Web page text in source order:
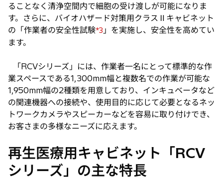
ることなく清浄空間内で細胞の受け渡しが可能になりま
す。さらに、バイオハザード対策用クラスⅡキャビネット
の「作業者の安全性試験*3 」を実施し、安全性を高めてい
ます。
「RCVシリーズ」には、作業者一名にとって標準的な作
業スペースである1,300mm幅と複数名での作業が可能な
1,950mm幅の2種類を用意しており、インキュベータなど
の関連機器への接続や、使用目的に応じて必要となるネッ
トワークカメラやスピーカーなどを容易に取り付けでき、
お客さまの多様なニーズに応えます。
再生医療用キャビネット「RCV
シリーズ」の主な特長